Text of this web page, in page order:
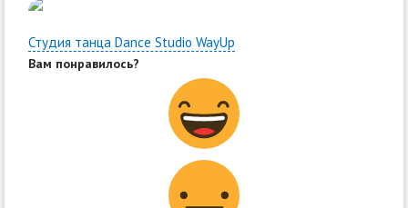
Студия танца Dance Studio WayUp
Вам понравилось?